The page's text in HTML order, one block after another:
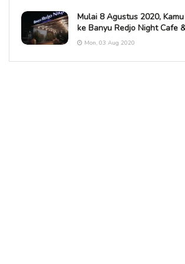
Mulai 8 Agustus 2020,
ke Banyu Redjo Night Cafe
Mon, 03 Aug 2020